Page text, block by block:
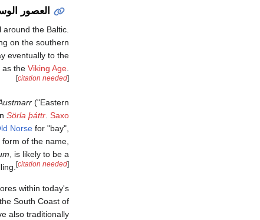
العصور
around the Baltic.
on the southern
eventually to the
as the Viking Age.
[citation needed]
("Eastern
Sörla þáttr. Saxo
Norse for "bay",
of the name,
, is likely to be a
[citation needed]
within today's
South Coast of
also traditionally